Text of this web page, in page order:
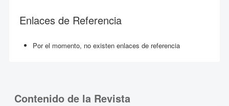
Enlaces de Referencia
Por el momento, no existen enlaces de referencia
Contenido de la Revista